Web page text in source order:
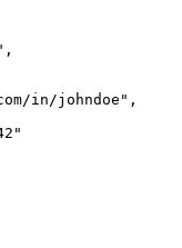
in/johndoe",